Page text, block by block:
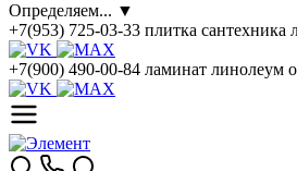
Определяем... ▼
+7(953) 725-03-33 плитка сантехника
+7(900) 490-00-84 ламинат линолеум